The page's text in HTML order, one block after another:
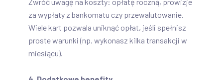
za wypłaty z bankomatu czy przewalutowanie.
Wiele kart pozwala uniknąć opłat, jeśli spełnisz
proste warunki (np. wykonasz kilka transakcji w
miesiącu).